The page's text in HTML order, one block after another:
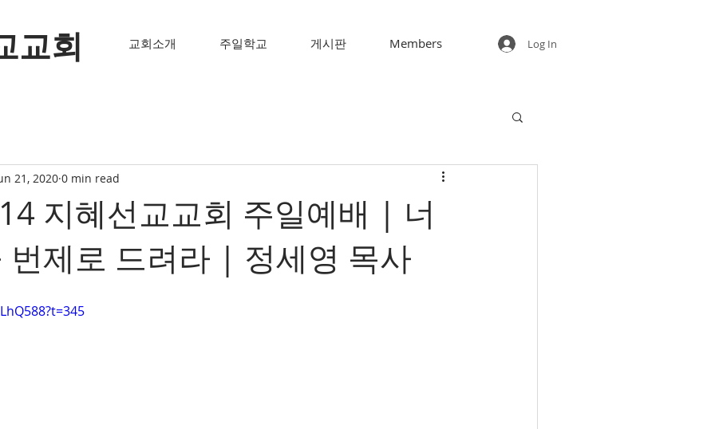
교회 교회소개 주일학교 게시판 Members Log In
지혜선교교회 주일예배 | 너
번제로 드려라 | 정세영 목사
21, 2020 0 min read